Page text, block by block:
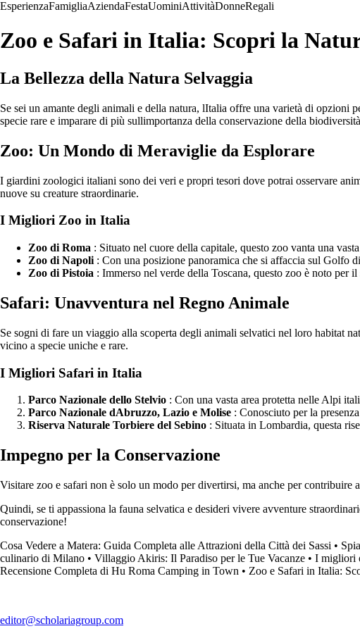
EsperienzaFamigliaAziendaFestaUominiAttivitàDonneRegali
Zoo e Safari in Italia: Scopri la
La Bellezza della Natura Selvaggia
Se sei un amante degli animali e della natura, lItalia offre una varietà di
specie rare e imparare di più sullimportanza della conservazione della
Zoo: Un Mondo di Meraviglie da Esplorare
I giardini zoologici italiani sono dei veri e propri tesori dove potrai osservare
nuove su creature straordinarie.
I Migliori Zoo in Italia
Zoo di Roma : Situato nel cuore della capitale, questo zoo vanta una
Zoo di Napoli : Con una posizione panoramica che si affaccia sul Golfo
Zoo di Pistoia : Immerso nel verde della Toscana, questo zoo è noto per
Safari: Unavventura nel Regno Animale
Se sogni di fare un viaggio alla scoperta degli animali selvatici nel loro habitat
vicino a specie uniche e rare.
I Migliori Safari in Italia
Parco Nazionale dello Stelvio : Con una vasta area protetta nelle Alpi
Parco Nazionale dAbruzzo, Lazio e Molise : Conosciuto per la
Riserva Naturale Torbiere del Sebino : Situata in Lombardia, questa
Impegno per la Conservazione
Visitare zoo e safari non è solo un modo per divertirsi, ma anche per
Quindi, se ti appassiona la fauna selvatica e desideri vivere avventure
conservazione!
Cosa Vedere a Matera: Guida Completa alle Attrazioni della Città dei Sassi •
culinario di Milano • Villaggio Akiris: Il Paradiso per le Tue Vacanze • I migliori
Recensione Completa di Hu Roma Camping in Town • Zoo e Safari in Italia:
editor@scholariagroup.com